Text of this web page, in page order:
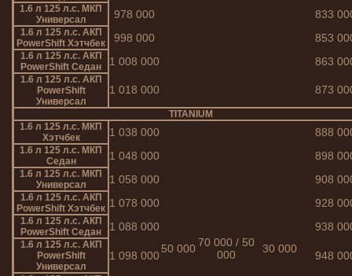
1.6 л 125 л.с. МКП
Универсал
978 000 833
1.6 л 125 л.с. АКП
PowerShift Хэтчбек
998 000 853
1.6 л 125 л.с. АКП
PowerShift Седан
1 008 000 863
1.6 л 125 л.с. АКП
PowerShift
Универсал
1 018 000 873
TITANIUM
1.6 л 125 л.с. МКП
Хэтчбек
1 038 000
50 00070 000 / 50
000
30 000
888
1.6 л 125 л.с. МКП
Седан
1 048 000 898
1.6 л 125 л.с. МКП
Универсал
1 058 000 908
1.6 л 125 л.с. АКП
PowerShift Хэтчбек 1 078 000 928
1.6 л 125 л.с. АКП
PowerShift Седан
1 088 000 938
1.6 л 125 л.с. АКП
PowerShift
Универсал
1 098 000 948